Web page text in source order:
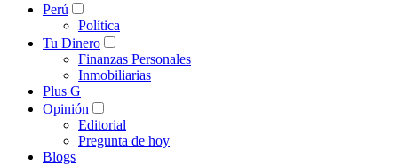
Perú
Política
Tu Dinero
Finanzas Personales
Inmobiliarias
Plus G
Opinión
Editorial
Pregunta de hoy
Blogs